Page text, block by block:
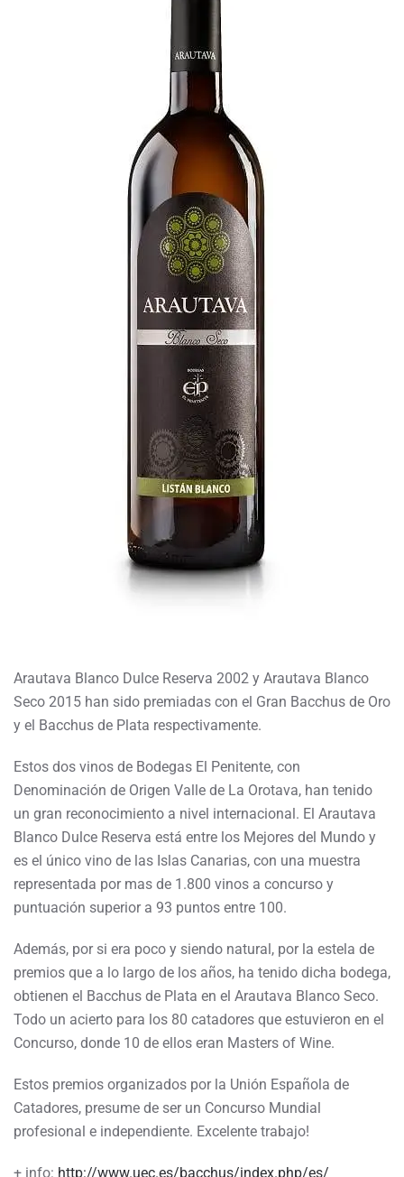
Arautava Blanco Dulce Reserva 2002 y Arautava Blanco
Seco 2015 han sido premiadas con el Gran Bacchus de Oro
y el Bacchus de Plata respectivamente.
Estos dos vinos de Bodegas El Penitente, con
Denominación de Origen Valle de La Orotava, han tenido
un gran reconocimiento a nivel internacional. El Arautava
Blanco Dulce Reserva está entre los Mejores del Mundo y
es el único vino de las Islas Canarias, con una muestra
representada por mas de 1.800 vinos a concurso y
puntuación superior a 93 puntos entre 100.
Además, por si era poco y siendo natural, por la estela de
premios que a lo largo de los años, ha tenido dicha bodega,
obtienen el Bacchus de Plata en el Arautava Blanco Seco.
Todo un acierto para los 80 catadores que estuvieron en el
Concurso, donde 10 de ellos eran Masters of Wine.
Estos premios organizados por la Unión Española de
Catadores, presume de ser un Concurso Mundial
profesional e independiente. Excelente trabajo!
+ info: http://www.uec.es/bacchus/index.php/es/